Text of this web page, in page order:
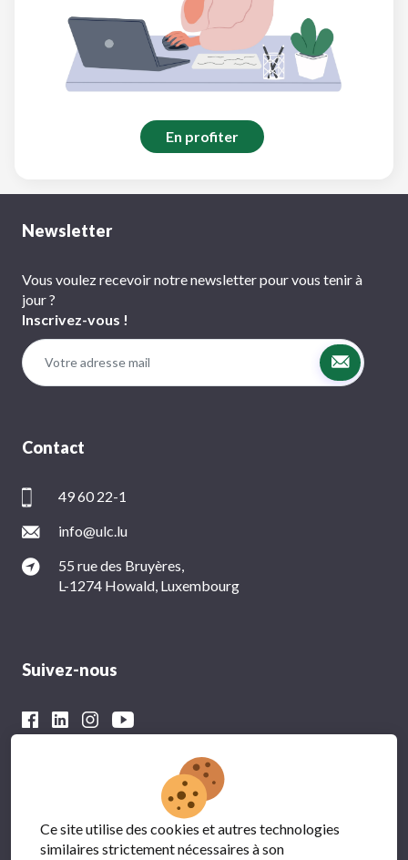
En profiter
Newsletter
Vous voulez recevoir notre newsletter pour vous tenir à
jour ?
Inscrivez-vous !
Contact
49 60 22-1
info@ulc.lu
55 rue des Bruyères,
L-1274 Howald, Luxembourg
Suivez-nous
Avec le soutien financier du
Ce site utilise des cookies et autres technologies
similaires strictement nécessaires à son